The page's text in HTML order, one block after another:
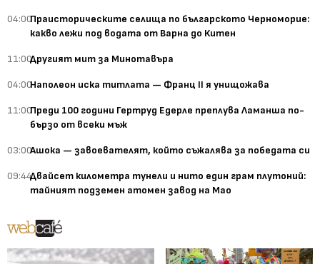
04:00Праисторическите селища по българското Черноморие:
какво лежи под водата от Варна до Китен
11:00Другият мит за Минотавъра
04:00Наполеон иска титлата — Франц II я унищожава
11:00Преди 100 години Гертруд Едерле преплува Ламанша по-
бързо от всеки мъж
03:00Ашока — завоевателят, който съжалява за победата си
09:44Двайсет километра тунели и нито един грам плутоний:
тайният подземен атомен завод на Мао